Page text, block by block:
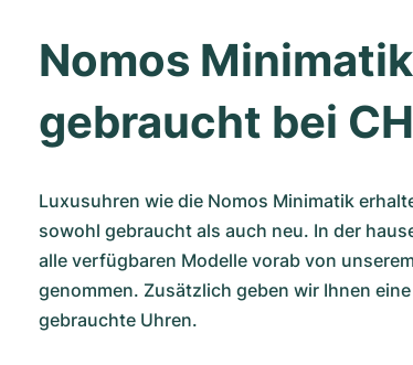
Nomos
gebraucht bei
Luxusuhren wie die Nomos Minimatik
sowohl gebraucht als auch neu. In der
alle verfügbaren Modelle vorab von
genommen. Zusätzlich geben wir Ihnen
gebrauchte Uhren.